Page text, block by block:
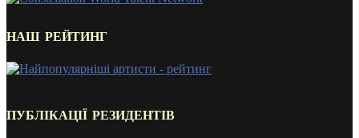
НАШ РЕЙТИНГ
ПУБЛІКАЦІЇ РЕЗИДЕНТІВ